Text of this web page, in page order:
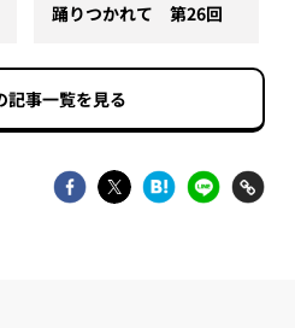
踊りつかれて 第26回
記事一覧を見る